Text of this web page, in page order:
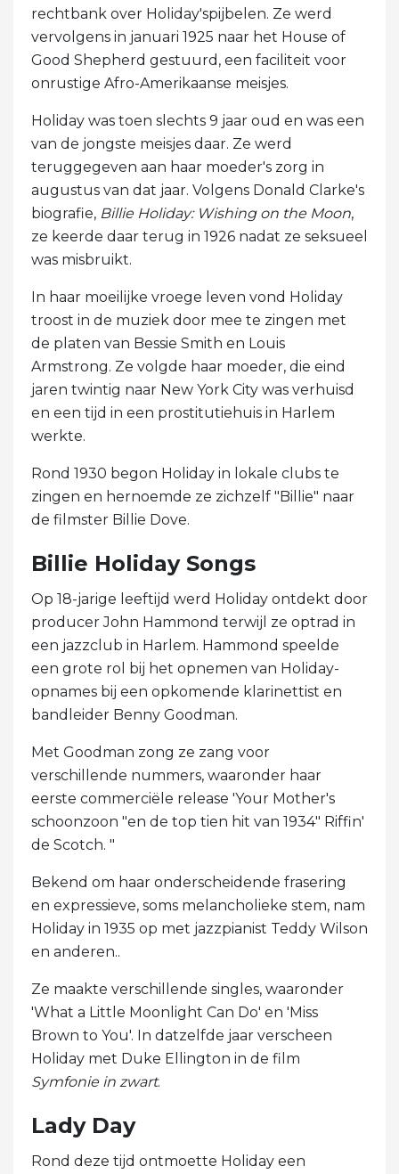
rechtbank over Holiday'spijbelen. Ze werd
vervolgens in januari 1925 naar het House of
Good Shepherd gestuurd, een faciliteit voor
onrustige Afro-Amerikaanse meisjes.
Holiday was toen slechts 9 jaar oud en was een
van de jongste meisjes daar. Ze werd
teruggegeven aan haar moeder's zorg in
augustus van dat jaar. Volgens Donald Clarke's
biografie, Billie Holiday: Wishing on the Moon,
ze keerde daar terug in 1926 nadat ze seksueel
was misbruikt.
In haar moeilijke vroege leven vond Holiday
troost in de muziek door mee te zingen met
de platen van Bessie Smith en Louis
Armstrong. Ze volgde haar moeder, die eind
jaren twintig naar New York City was verhuisd
en een tijd in een prostitutiehuis in Harlem
werkte.
Rond 1930 begon Holiday in lokale clubs te
zingen en hernoemde ze zichzelf "Billie" naar
de filmster Billie Dove.
Billie Holiday Songs
Op 18-jarige leeftijd werd Holiday ontdekt door
producer John Hammond terwijl ze optrad in
een jazzclub in Harlem. Hammond speelde
een grote rol bij het opnemen van Holiday-
opnames bij een opkomende klarinettist en
bandleider Benny Goodman.
Met Goodman zong ze zang voor
verschillende nummers, waaronder haar
eerste commerciële release 'Your Mother's
schoonzoon "en de top tien hit van 1934" Riffin'
de Scotch. "
Bekend om haar onderscheidende frasering
en expressieve, soms melancholieke stem, nam
Holiday in 1935 op met jazzpianist Teddy Wilson
en anderen..
Ze maakte verschillende singles, waaronder
'What a Little Moonlight Can Do' en 'Miss
Brown to You'. In datzelfde jaar verscheen
Holiday met Duke Ellington in de film
Symfonie in zwart.
Lady Day
Rond deze tijd ontmoette Holiday een